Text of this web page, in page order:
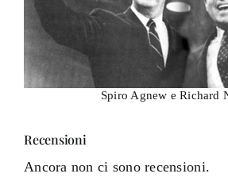
Spiro Agnew e Richard
Recensioni
Ancora non ci sono recensioni.